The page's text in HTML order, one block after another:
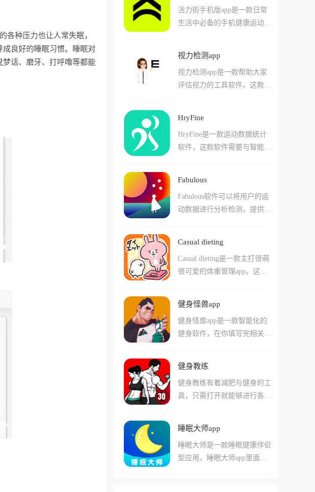
各种压力也让人常失眠，
良好的睡眠习惯。睡眠对
梦话、磨牙、打呼噜等都能
少个、多少重量，每周训练几
次，每周都什么时候练等，然
自动分析、辅助并指导自己训
天的运动量和运动时间精准分
状况以及消耗的能量，同时软
件还会根据用户的身体状态给
一些专业指导。
人做慢病管理，或者是在异地
就医需要专业陪诊，它都能提
业的就医陪诊，解决异地就医
问题。
活力街手机版app是一款日常
生活中必备的手机健康运动ap
在家锻炼以及户外跑步等，多
人运动可以一起线下锻炼，还
可以使用竞技模式，可以和朋
手，新手有入门指南可以查看
使用，超多有趣的运动玩法可
广告可以直接使用，喜欢锻炼
视力检测app
视力检测app是一款帮助大家
评估视力的工具软件。这款软
容。，它可以帮助大家随时随
地进行简单的视力测试，及时
了解自己的视力状况，为用户
识，大家都可以尝试下载看
看。
HryFine
HryFine是一款运动数据统计
软件，这款软件需要与智能手
据，以便用户了解自己身体健
康的情况。这款软件还会根据
减肥还是增肌运动都可以在线
查询了解，记录你的健康生
Fabulous
Fabulous软件可以将用户的运
动数据进行分析检测，提供智
工具可以为用户带来很多的健
康资讯内容可以阅读，还可以
根据用户的运动数据提供建
以查看学习，带给大家各种类
的运动需求。
Casual dieting
Casual dieting是一款主打很萌
很可爱的体重管理app。这款
一只黄色小鸡，你每天的体重
变化会直接反映在它们的表情
和插画上，瘦了它们会开心，
能写日记记录每天的心情，有
卡还能解锁新的插画和故事。
这款软件能够让减重这件本来
健身怪兽app
健身怪兽app是一款智能化的
健身软件，在你填写完相关资
还会结合身体的各项指数给出
数据分析，并及时调整，从而
更好地锻炼。健身怪兽软件采
验相结合的方式，通过定制化
面的健身服务。
健身教练
健身教练有着减肥与健身的工
具，只需打开就能够进行各种
氧运动、力量训练、瑜伽等可
以进行选择。健身教练app可
以根据身体状况和健身目标在
睡眠大师app
睡眠大师是一款睡眠健康伴侣
型应用，睡眠大师app里面有